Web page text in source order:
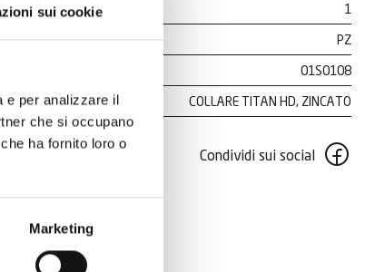
sui cookie
e per analizzare il
che si occupano
ha fornito loro o
Marketing
1
PZ
01S0108
COLLARE TITAN HD, ZINCATO
Condividi sui social